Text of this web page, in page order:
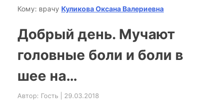
Кому: врачу Куликова Оксана Валериевна
Добрый день. Мучают
головные боли и боли в
шее на…
Автор: Гость | 29.03.2018